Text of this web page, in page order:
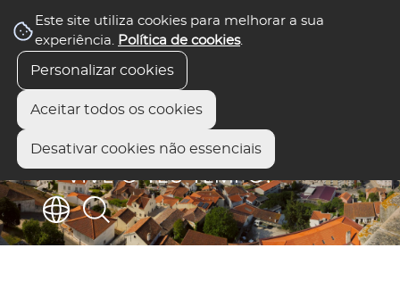
Este site utiliza cookies para melhorar a sua
experiência. Política de cookies.
Personalizar cookies
Aceitar todos os cookies
Desativar cookies não essenciais